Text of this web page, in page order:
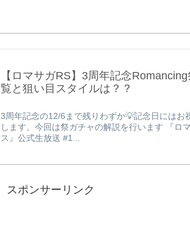
【ロマサガRS】3周年記念
覧と狙い目スタイルは？？
3周年記念の12/6まで残りわずか💡記念日にはお
します。今回は祭ガチャの解説を行います 『ロ
ス』公式生放送 #1...
スポンサーリンク